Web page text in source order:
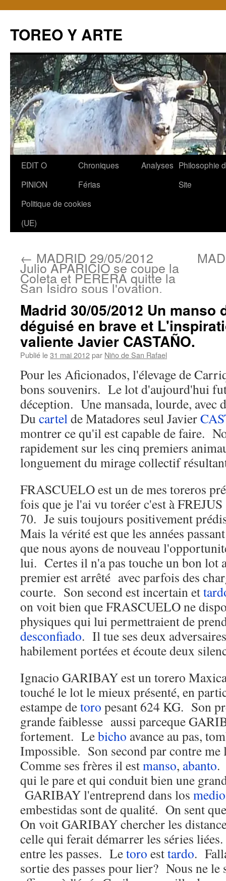
TOREO Y ARTE
Aller
contenu
EDIT O
PINION
Chroniques
Férias
Analyses Philosophie
Site
Politique de cookies
(UE)
← MADRID 29/05/2012
Julio APARICIO se coupe la
Coleta et PERERA quitte la
San Isidro sous l'ovation.
Madrid 30/05/2012 Un manso
déguisé en brave et
valiente Javier CASTAÑO.
Publié le31 mai 2012par Niño de San Rafael
Pour les Aficionados, l'élevage de
bons souvenirs. Le lot d'aujourd'hui
déception. Une mansada, lourde, avec
Du cartelde Matadores seul Javier
montrer ce qu'il est capable de faire.
rapidement sur les cinq premiers
longuement du mirage collectif
FRASCUELO est un de mes toreros
fois que je l'ai vu toréer c'est à
70. Je suis toujours positivement
Mais la vérité est que les années
que nous ayons de nouveau
lui. Certes il n'a pas touche un bon
premier est arrêté avec parfois des
courte. Son second est incertain et
on voit bien que FRASCUELO ne
physiques qui lui permettraient de
desconfiado. Il tue ses deux
habilement portées et écoute deux
Ignacio GARIBAY est un torero
touché le lot le mieux présenté, en
estampe detoro pesant 624 KG. Son
grande faiblesse aussi parceque
fortement. Lebicho avance au pas,
Impossible. Son second par contre me
Comme ses frères il estmanso, abanto.
qui le pare et qui conduit bien une
GARIBAY l'entreprend dans los
embestidas sont de qualité. On sent
On voit GARIBAY chercher les
celle qui ferait démarrer les séries
entre les passes. Letoro esttardo.
sortie des passes pour lier? Nous ne le